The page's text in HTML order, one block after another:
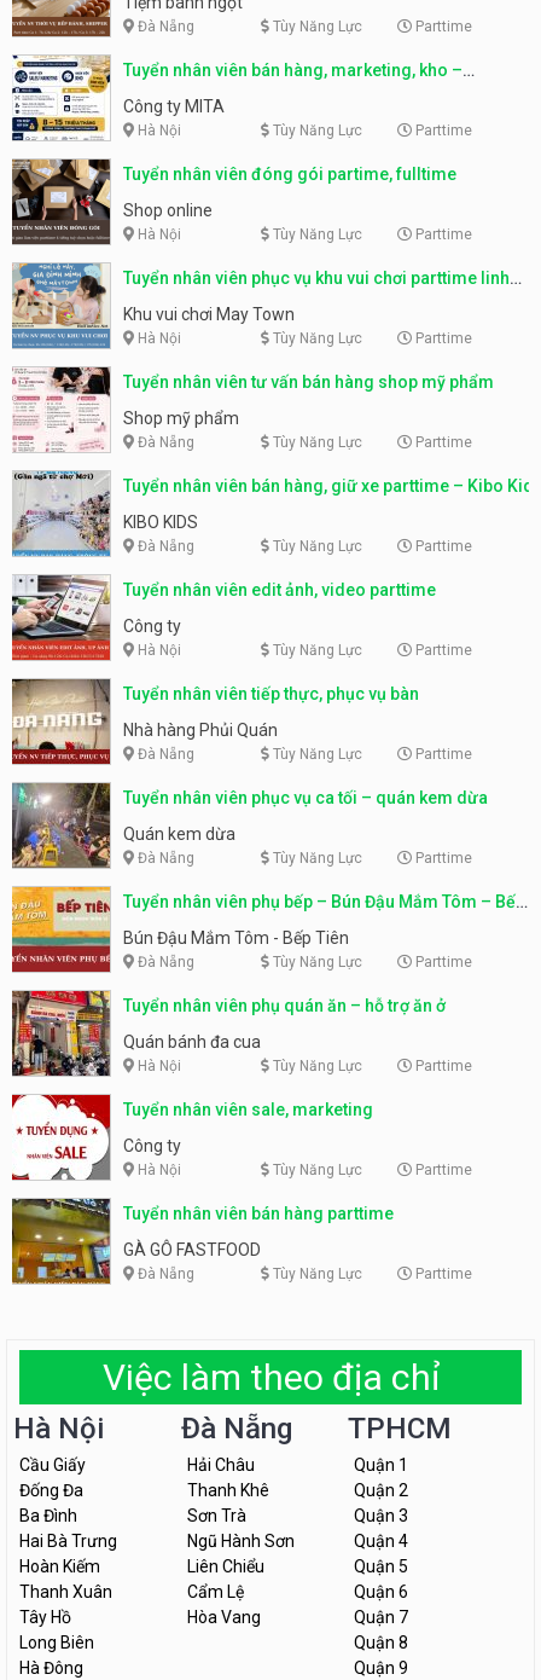
Đà Nẵng Tùy Năng Lực Parttime
Tuyển nhân viên bán hàng, marketing, kho –
parttime, fulltime
Công ty MITA
Hà Nội Tùy Năng Lực Parttime
Tuyển nhân viên đóng gói partime, fulltime
Shop online
Hà Nội Tùy Năng Lực Parttime
Tuyển nhân viên phục vụ khu vui chơi parttime linh
động
Khu vui chơi May Town
Hà Nội Tùy Năng Lực Parttime
Tuyển nhân viên tư vấn bán hàng shop mỹ phẩm
Shop mỹ phẩm
Đà Nẵng Tùy Năng Lực Parttime
Tuyển nhân viên bán hàng, giữ xe parttime – Kibo Kid
KIBO KIDS
Đà Nẵng Tùy Năng Lực Parttime
Tuyển nhân viên edit ảnh, video parttime
Công ty
Hà Nội Tùy Năng Lực Parttime
Tuyển nhân viên tiếp thực, phục vụ bàn
Nhà hàng Phủi Quán
Đà Nẵng Tùy Năng Lực Parttime
Tuyển nhân viên phục vụ ca tối – quán kem dừa
Quán kem dừa
Đà Nẵng Tùy Năng Lực Parttime
Tuyển nhân viên phụ bếp – Bún Đậu Mắm Tôm – Bếp
Tiên
Bún Đậu Mắm Tôm - Bếp Tiên
Đà Nẵng Tùy Năng Lực Parttime
Tuyển nhân viên phụ quán ăn – hỗ trợ ăn ở
Quán bánh đa cua
Hà Nội Tùy Năng Lực Parttime
Tuyển nhân viên sale, marketing
Công ty
Hà Nội Tùy Năng Lực Parttime
Tuyển nhân viên bán hàng parttime
GÀ GÔ FASTFOOD
Đà Nẵng Tùy Năng Lực Parttime
Việc làm theo địa chỉ
Hà Nội
Cầu Giấy
Đống Đa
Ba Đình
Hai Bà Trưng
Hoàn Kiếm
Thanh Xuân
Tây Hồ
Long Biên
Hà Đông
Đà Nẵng
Hải Châu
Thanh Khê
Sơn Trà
Ngũ Hành Sơn
Liên Chiểu
Cẩm Lệ
Hòa Vang
TPHCM
Quận 1
Quận 2
Quận 3
Quận 4
Quận 5
Quận 6
Quận 7
Quận 8
Quận 9